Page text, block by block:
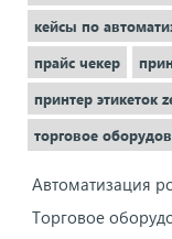
кейсы по
прайс чекер
принтер этикеток
торговое
Автоматизация
Торговое